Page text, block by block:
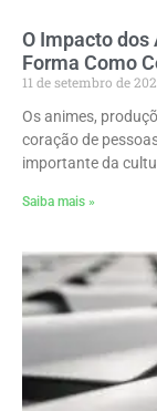
O Impacto dos
Forma Como
11 de setembro de
Os animes,
coração de
importante da
Saiba mais »